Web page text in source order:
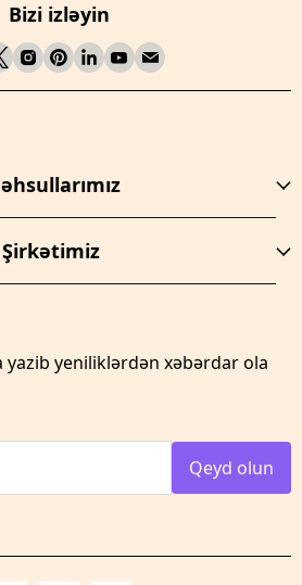
Bizi izləyin
Şirkətimiz
yazib yeniliklərdən xəbərdar ola
Qeyd olun